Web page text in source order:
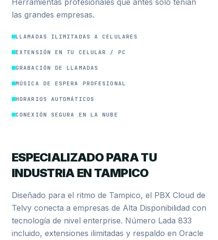
las grandes empresas.
LLAMADAS ILIMITADAS A CELULARES
EXTENSIÓN EN TU CELULAR / PC
GRABACIÓN DE LLAMADAS
MÚSICA DE ESPERA PROFESIONAL
HORARIOS AUTOMÁTICOS
CONEXIÓN SEGURA EN LA NUBE
ESPECIALIZADO PARA TU
INDUSTRIA EN TAMPICO
Diseñado para el ritmo de Tampico, el PBX Cloud de
Telvy conecta a empresas de Alta Disponibilidad con
tecnología de nivel enterprise. Número Lada 833
incluido, extensiones ilimitadas y respaldo en Oracle